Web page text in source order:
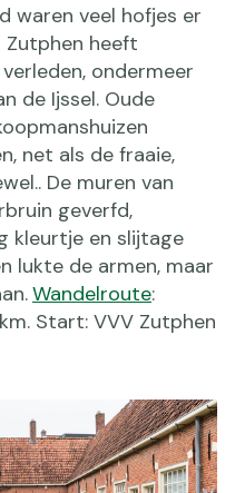
waren veel hofjes er
Zutphen heeft
ondermeer
de Ijssel. Oude
net als de fraaie,
De muren van
geverfd,
kleurtje en slijtage
lukte de armen, maar
Wandelroute:
Start: VVV Zutphen